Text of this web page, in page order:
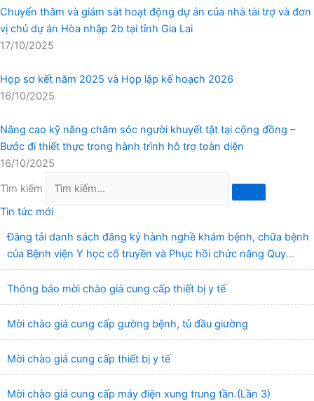
Chuyến thăm và giám sát hoạt động dự án của nhà tài trợ và đơn
vị chủ dự án Hòa nhập 2b tại tỉnh Gia Lai
17/10/2025
Họp sơ kết năm 2025 và Họp lập kế hoạch 2026
16/10/2025
Nâng cao kỹ năng chăm sóc người khuyết tật tại cộng đồng –
Bước đi thiết thực trong hành trình hỗ trợ toàn diện
16/10/2025
Tìm kiếm
Tin tức mới
Đăng tải danh sách đăng ký hành nghề khám bệnh, chữa bệnh
của Bệnh viện Y học cổ truyền và Phục hồi chức năng Quy
Nhơn (22/6/2026)
Thông báo mời chào giá cung cấp thiết bị y tế
Mời chào giá cung cấp gường bệnh, tủ đầu giường
Mời chào giá cung cấp thiết bị y tế
Mời chào giá cung cấp máy điện xung trung tần.(Lần 3)